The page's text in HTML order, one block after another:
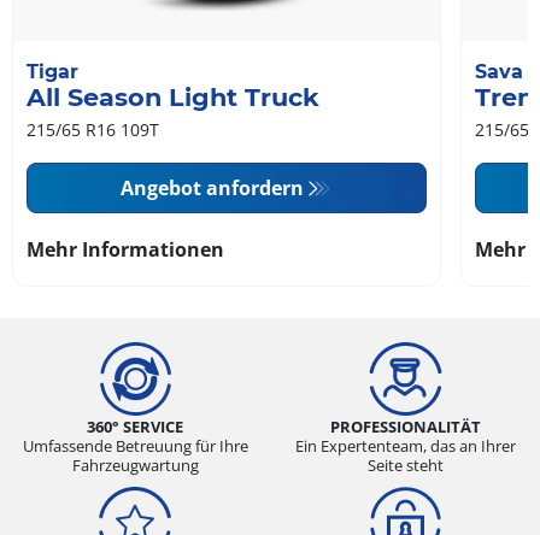
Tigar
All Season Light Truck
215/65 R16 109T
Angebot anfordern
Mehr Informationen
Sava
215/65
Mehr
360° SERVICE
Umfassende Betreuung für Ihre
Fahrzeugwartung
PROFESSIONALITÄT
Ein Expertenteam, das an Ihrer
Seite steht